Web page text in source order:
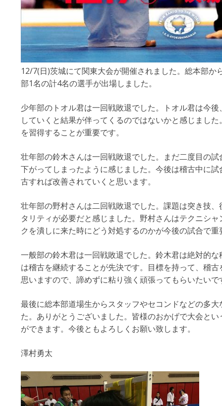
12/7(日)茨城にて関東大会が開催されました。総本部か
部1名の計4名の選手が出場しました。
少年部のトオル君は一回戦敗退でした。トオル君は今
していくと結果が伴ってくるのではないかと感じまし
を習得することが重要です。
壮年部の鈴木さんは一回戦敗退でした。まだ二度目の
下がってしまったように感じました。今後は稽古中に
古すれば改善されていくと思います。
壮年部の野村さんは二回戦敗退でした。課題は突き技
タリティが必要だと感じました。野村さんはテクニシ
クを潰しに来た時にどう対処するのかが今後の試合で
一般部の鈴木君は一回戦敗退でした。鈴木君は絶対的
は稽古を継続することが先決です。目標を持って、稽
思いますので、諦めずに粘り強く頑張ってもらいたいで
最後に総本部道場生からスタッフやセコンドなどの多
た。ありがとうございました。皆様のおかげで大会と
ができます。今後ともよろしくお願い致します。
澤村勇太